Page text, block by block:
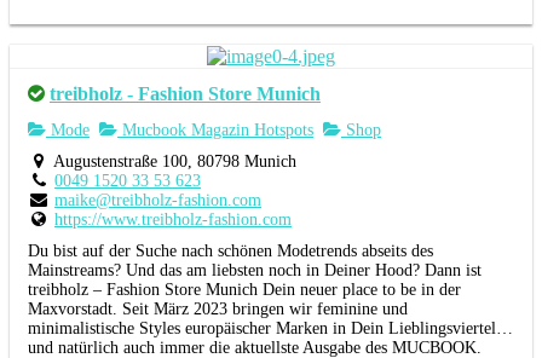
treibholz - Fashion Store Munich
Mode Mucbook Magazin Hotspots
Shop
Augustenstraße 100, 80798 Munich
0049 1520 33 53 623
maike@treibholz-fashion.com
https://www.treibholz-fashion.com
Du bist auf der Suche nach schönen Modetrends abseits des
Mainstreams? Und das am liebsten noch in Deiner Hood? Dann ist
treibholz – Fashion Store Munich Dein neuer place to be in der
Maxvorstadt. Seit März 2023 bringen wir feminine und
minimalistische Styles europäischer Marken in Dein Lieblingsviertel…
und natürlich auch immer die aktuellste Ausgabe des MUCBOOK.